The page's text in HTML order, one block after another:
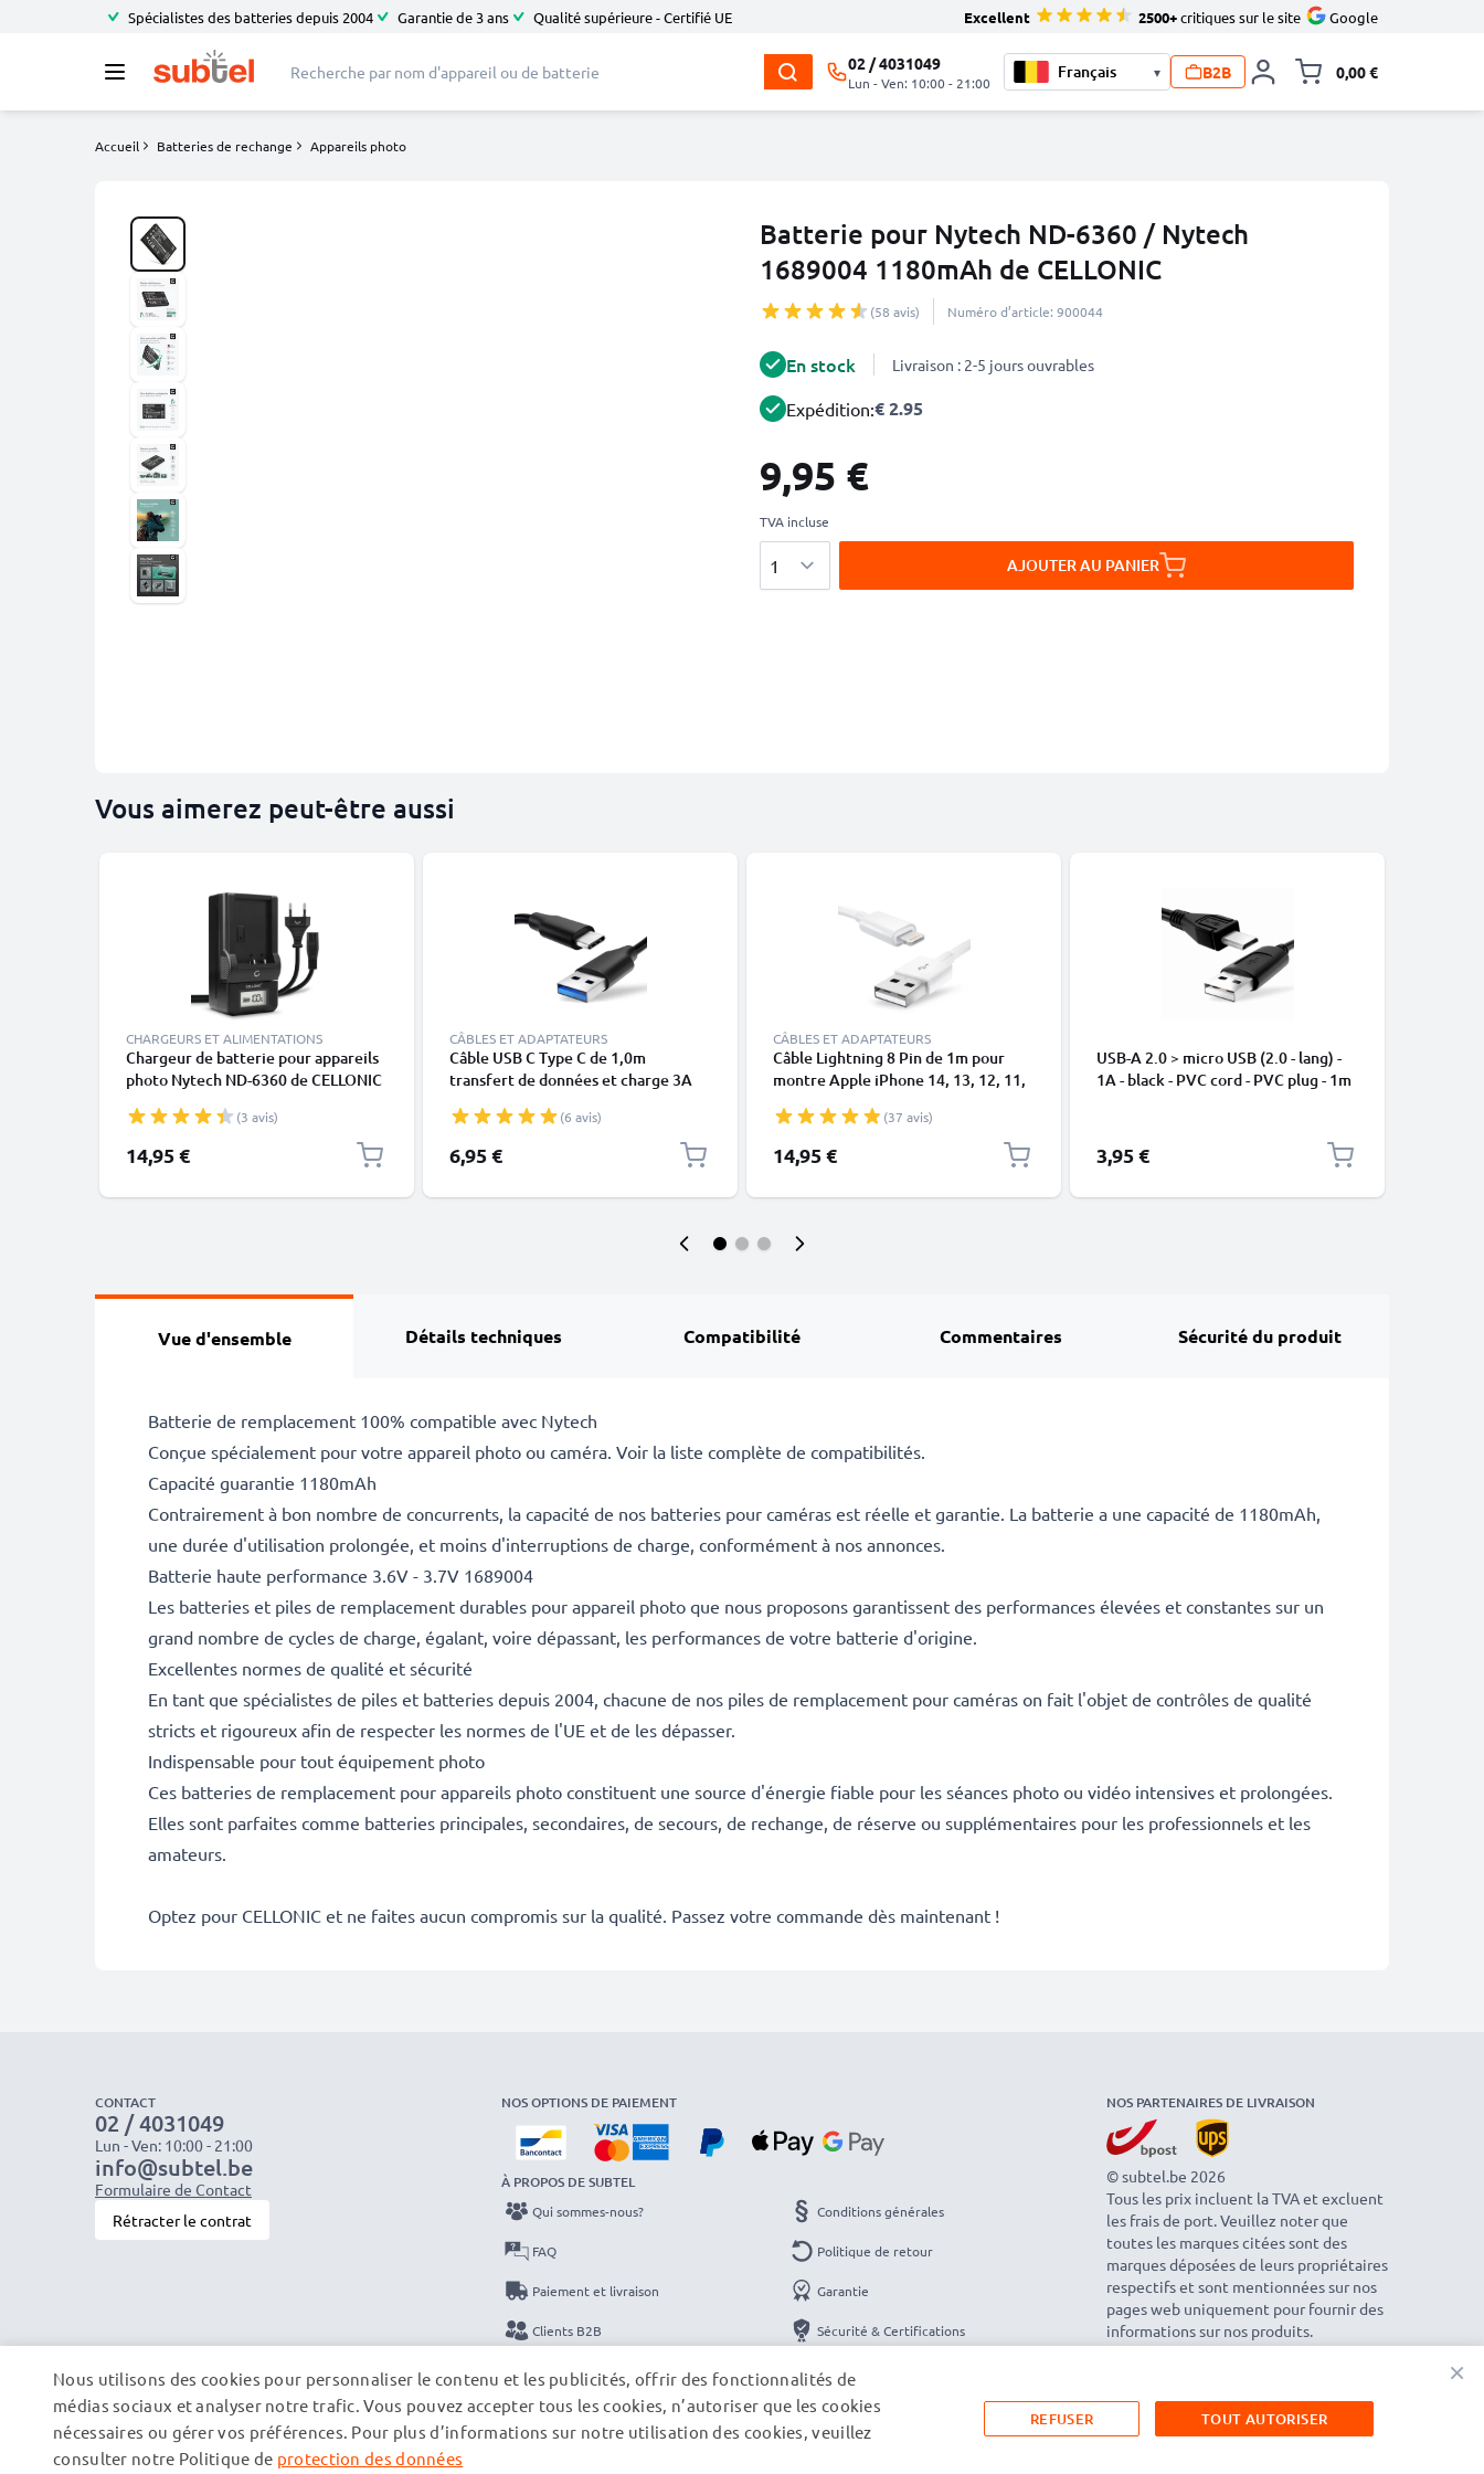
Spécialistes des batteries depuis 2004 Garantie de 3 ans Qualité supérieure - Certifié UE Excellent 2500+critiques sur le site Google
02 / 4031049
Lun - Ven: 10:00 - 21:00
▾ B2B 0,00 €
Accueil Batteries de rechange Appareils photo
Batterie pour Nytech ND-6360 / Nytech
1689004 1180mAh de CELLONIC
(58 avis) Numéro d’article: 900044
En stock Livraison : 2-5 jours ouvrables
Expédition:€ 2.95
9,95 €
TVA incluse
AJOUTER AU PANIER
Vous aimerez peut-être aussi
CHARGEURS ET ALIMENTATIONS
Chargeur de batterie pour appareils
photo Nytech ND-6360 de CELLONIC
(3 avis)
14,95 €
CÂBLES ET ADAPTATEURS
Câble USB C Type C de 1,0m
transfert de données et charge 3A
(6 avis)
6,95 €
CÂBLES ET ADAPTATEURS
Câble Lightning 8 Pin de 1m pour
montre Apple iPhone 14, 13, 12, 11,
blanc en
(37 avis)
14,95 €
USB-A 2.0 > micro USB (2.0 - lang) -
1A - black - PVC cord - PVC plug - 1m
3,95 €
Vue d'ensemble Détails techniques Compatibilité Commentaires Sécurité du produit
Batterie de remplacement 100% compatible avec Nytech
Conçue spécialement pour votre appareil photo ou caméra. Voir la liste complète de compatibilités.
Capacité guarantie 1180mAh
Contrairement à bon nombre de concurrents, la capacité de nos batteries pour caméras est réelle et garantie. La batterie a une capacité de 1180mAh,
une durée d'utilisation prolongée, et moins d'interruptions de charge, conformément à nos annonces.
Batterie haute performance 3.6V - 3.7V 1689004
Les batteries et piles de remplacement durables pour appareil photo que nous proposons garantissent des performances élevées et constantes sur un
grand nombre de cycles de charge, égalant, voire dépassant, les performances de votre batterie d'origine.
Excellentes normes de qualité et sécurité
En tant que spécialistes de piles et batteries depuis 2004, chacune de nos piles de remplacement pour caméras on fait l'objet de contrôles de qualité
stricts et rigoureux afin de respecter les normes de l'UE et de les dépasser.
Indispensable pour tout équipement photo
Ces batteries de remplacement pour appareils photo constituent une source d'énergie fiable pour les séances photo ou vidéo intensives et prolongées.
Elles sont parfaites comme batteries principales, secondaires, de secours, de rechange, de réserve ou supplémentaires pour les professionnels et les
amateurs.
Optez pour CELLONIC et ne faites aucun compromis sur la qualité. Passez votre commande dès maintenant !
CONTACT
02 / 4031049
Lun - Ven: 10:00 - 21:00
info@subtel.be
Formulaire de Contact
Rétracter le contrat
NOS OPTIONS DE PAIEMENT
À PROPOS DE SUBTEL
Qui sommes-nous?
FAQ
Paiement et livraison
Clients B2B
Catalogues
Contact
Conditions générales
Politique de retour
Garantie
Sécurité & Certifications
Protection des données
Mentions légales
NOS PARTENAIRES DE LIVRAISON
© subtel.be 2026
Tous les prix incluent la TVA et excluent
les frais de port. Veuillez noter que
toutes les marques citées sont des
marques déposées de leurs propriétaires
respectifs et sont mentionnées sur nos
pages web uniquement pour fournir des
informations sur nos produits.
×
Nous utilisons des cookies pour personnaliser le contenu et les publicités, offrir des fonctionnalités de
médias sociaux et analyser notre trafic. Vous pouvez accepter tous les cookies, n’autoriser que les cookies
nécessaires ou gérer vos préférences. Pour plus d’informations sur notre utilisation des cookies, veuillez
consulter notre Politique de protection des données
TOUT AUTORISER
REFUSER